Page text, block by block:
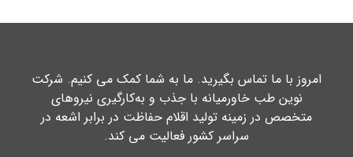
امروز با ما تماس بگیرید. ما به شما کمک می کنیم. شرکت
نوین طب خاورمیانه با جذب و به‌کارگیری نیروهای
متخصص در زمینه تولید اقلام حفاظت در برابر اشعه در
سراسر کشور فعالیت می کند.